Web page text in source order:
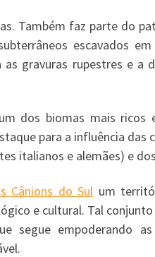
Também faz parte do
escavados
gravuras rupestres e a
dos biomas mais ricos
para a influência das
italianos e alemães) e
Cânions do Sul um
e cultural. Tal
segue empoderando as